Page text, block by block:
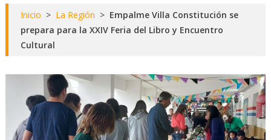
Inicio > La Región > Empalme Villa Constitución se
prepara para la XXIV Feria del Libro y Encuentro
Cultural